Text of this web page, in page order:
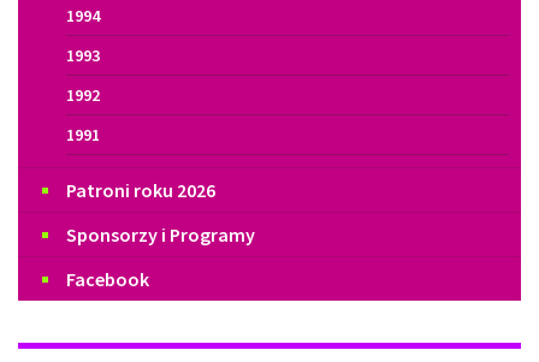
1994
1993
1992
1991
Patroni roku 2026
Sponsorzy i Programy
Facebook